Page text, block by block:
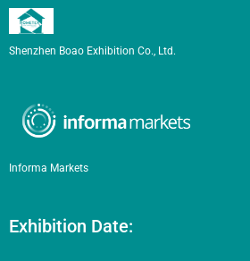
Shenzhen Boao Exhibition Co., Ltd.
Informa Markets
Exhibition Date: